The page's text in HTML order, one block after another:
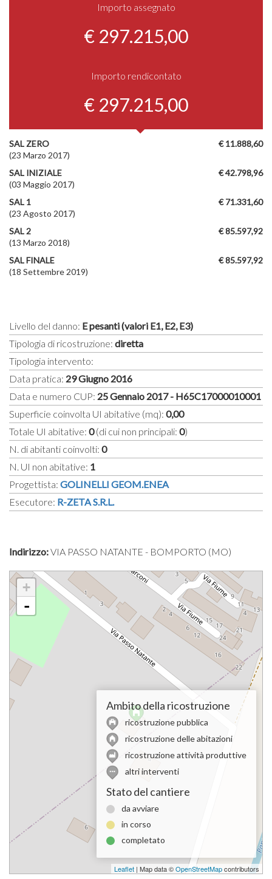
Importo assegnato
€ 297.215,00
Importo rendicontato
€ 297.215,00
€ 11.888,60
SAL ZERO
(23 Marzo 2017)
€ 42.798,96
SAL INIZIALE
(03 Maggio 2017)
€ 71.331,60
SAL 1
(23 Agosto 2017)
€ 85.597,92
SAL 2
(13 Marzo 2018)
€ 85.597,92
SAL FINALE
(18 Settembre 2019)
Livello del danno: E pesanti (valori E1, E2, E3)
Tipologia di ricostruzione: diretta
Tipologia intervento:
Data pratica: 29 Giugno 2016
Data e numero CUP: 25 Gennaio 2017 - H65C17000010001
Superficie coinvolta UI abitative (mq): 0,00
Totale UI abitative: 0(di cui non principali: 0)
N. di abitanti coinvolti: 0
N. UI non abitative: 1
Progettista: GOLINELLI GEOM.ENEA
Esecutore: R-ZETA S.R.L.
Indirizzo:VIA PASSO NATANTE - BOMPORTO (MO)
+
-
Ambito della ricostruzione
ricostruzione pubblica
ricostruzione delle abitazioni
ricostruzione attività produttive
altri interventi
Stato del cantiere
da avviare
in corso
completato
Leaflet | Map data ©OpenStreetMapcontributors